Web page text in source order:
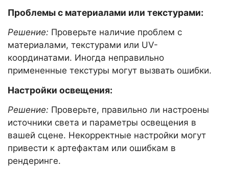
Проблемы с материалами или текстурами:
Решение: Проверьте наличие проблем с
материалами, текстурами или UV-
координатами. Иногда неправильно
примененные текстуры могут вызвать ошибки.
Настройки освещения:
Решение: Проверьте, правильно ли настроены
источники света и параметры освещения в
вашей сцене. Некорректные настройки могут
привести к артефактам или ошибкам в
рендеринге.